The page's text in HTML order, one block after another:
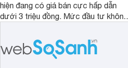
hiện đang có giá bán cực hấp dẫn
dưới 3 triệu đồng. Mức đầu tư không
được lại vô cùng lớn, bởi đây từng là
2 mẫu rất hot tại thời điểm mới ra